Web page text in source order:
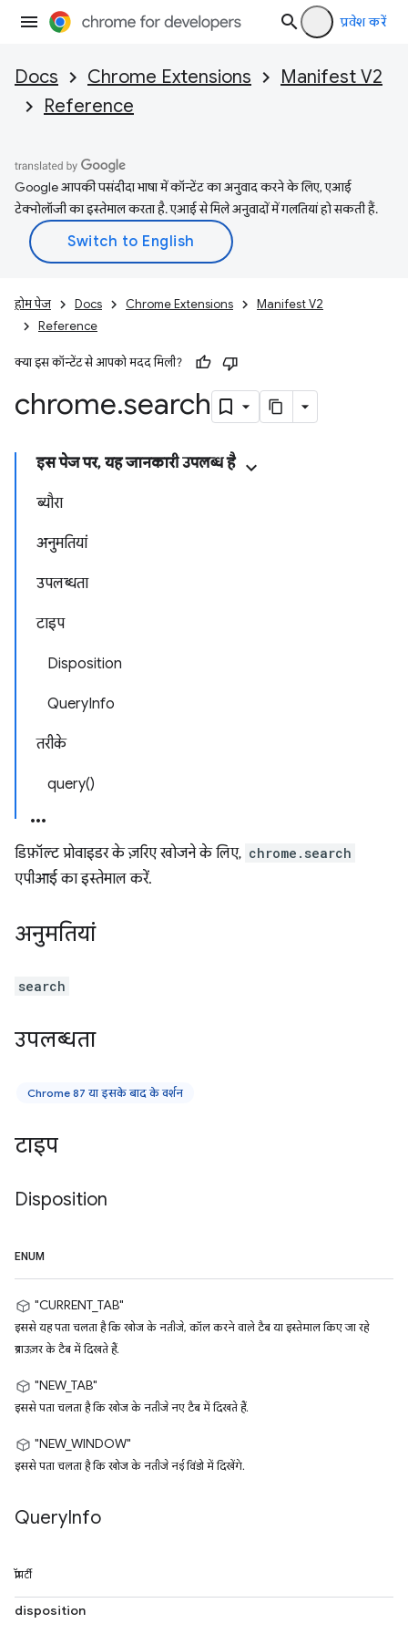
प्रवेश करें
Docs Chrome Extensions
Manifest V2
Reference
Google आपकी पसंदीदा भाषा में कॉन्टेंट का अनुवाद करने के लिए, एआई
टेक्नोलॉजी का इस्तेमाल करता है. एआई से मिले अनुवादों में गलतियां हो सकती हैं.
होम पेज Docs Chrome Extensions
Manifest V2
Reference
क्या इस कॉन्टेंट से आपको मदद मिली?
chrome.search
इस पेज पर, यह जानकारी उपलब्ध है
ब्यौरा
अनुमतियां
उपलब्धता
टाइप
Disposition
QueryInfo
तरीके
query()
डिफ़ॉल्ट प्रोवाइडर के ज़रिए खोजने के लिए, chrome.search
एपीआई का इस्तेमाल करें.
अनुमतियां
search
उपलब्धता
Chrome 87 या इसके बाद के वर्शन
टाइप
Disposition
ENUM
"CURRENT_TAB"
इससे यह पता चलता है कि खोज के नतीजे, कॉल करने वाले टैब या इस्तेमाल किए जा रहे
ब्राउज़र के टैब में दिखते हैं.
"NEW_TAB"
इससे पता चलता है कि खोज के नतीजे नए टैब में दिखते हैं.
"NEW_WINDOW"
इससे पता चलता है कि खोज के नतीजे नई विंडो में दिखेंगे.
QueryInfo
प्रॉपर्टी
disposition